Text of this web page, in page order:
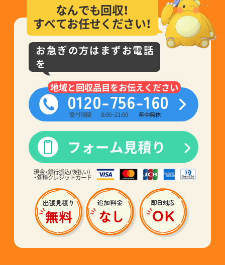
なんでも回収！
すべてお任せください！
お急ぎの方はまずお電話
を
0120-756-160
地域と回収品目をお伝えください
受付時間 8:00~21:00 年中無休
フォーム見積り
現金・銀行振込(後払い)
・各種クレジットカード